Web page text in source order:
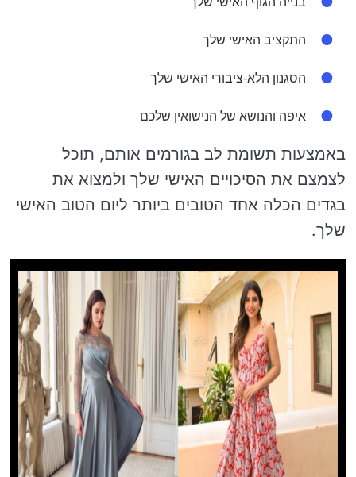
התקציב האישי שלך
הסגנון הלא-ציבורי האישי שלך
איפה והנושא של הנישואין שלכם
באמצעות תשומת לב בגורמים אותם, תוכל
לצמצם את הסיכויים האישי שלך ולמצוא את
בגדים הכלה אחד הטובים ביותר ליום הטוב האישי
שלך.